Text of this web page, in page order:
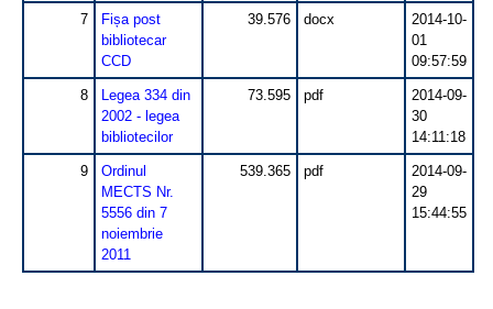
7
Fișa post
bibliotecar
CCD
39.576 docx
2014-10-
01
09:57:59
8
Legea 334 din
2002 - legea
bibliotecilor
73.595 pdf
2014-09-
30
14:11:18
9
Ordinul
MECTS Nr.
5556 din 7
noiembrie
2011
539.365 pdf
2014-09-
29
15:44:55